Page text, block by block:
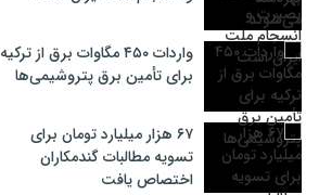
واردات ۴۵۰ مگاوات برق از ترکیه
برای تأمین برق پتروشیمی‌ها
۶۷ هزار میلیارد تومان برای
تسویه مطالبات گندمکاران
اختصاص یافت